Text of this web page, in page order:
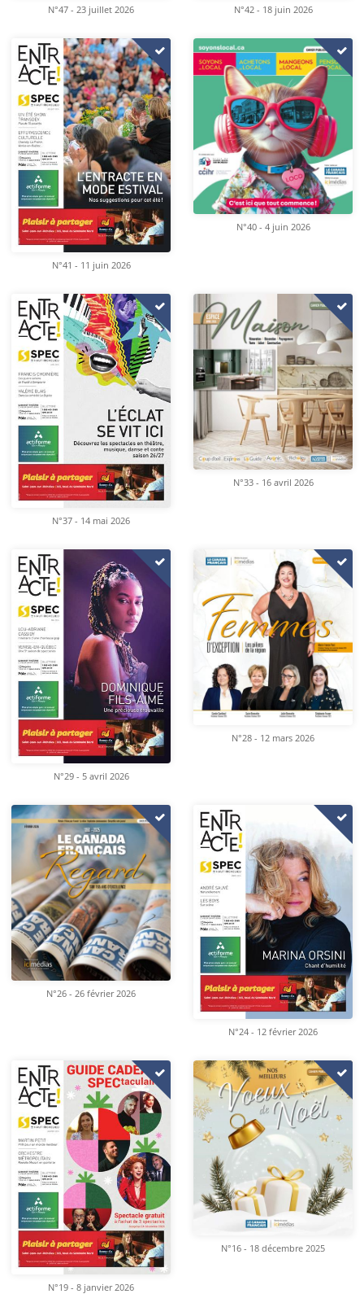
N°47 - 23 juillet 2026 N°42 - 18 juin 2026
N°41 - 11 juin 2026
N°40 - 4 juin 2026
N°37 - 14 mai 2026
N°33 - 16 avril 2026
N°29 - 5 avril 2026
N°28 - 12 mars 2026
N°26 - 26 février 2026
N°24 - 12 février 2026
N°19 - 8 janvier 2026
N°16 - 18 décembre 2025